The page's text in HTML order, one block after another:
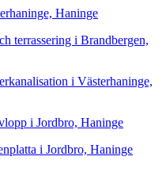
Haninge
terrassering i Brandbergen,
i Västerhaninge,
i Jordbro, Haninge
i Jordbro, Haninge